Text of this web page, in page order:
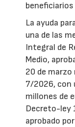
La ayuda
una de las
Integral de
Medio,
20 de
7/2026, con
millones de
Decreto-ley
aprobado